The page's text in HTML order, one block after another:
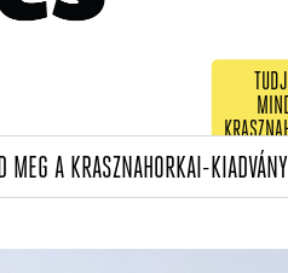
MEG A KRASZNAHORKAI-